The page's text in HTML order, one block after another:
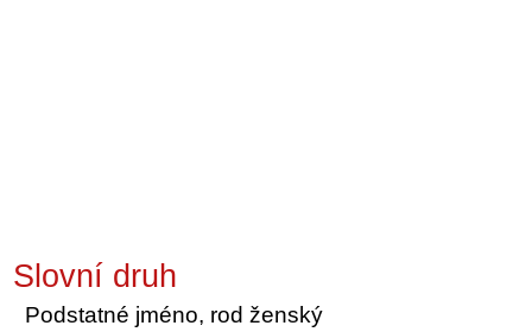
Slovní druh
Podstatné jméno, rod ženský